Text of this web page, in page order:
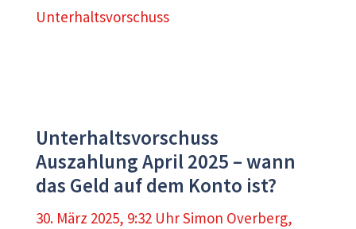
Unterhaltsvorschuss
Unterhaltsvorschuss
Auszahlung April 2025 – wann
das Geld auf dem Konto ist?
30. März 2025, 9:32 UhrSimon Overberg,